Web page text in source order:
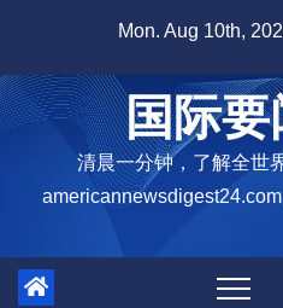
content
Mon. Aug 10th,
国际
清晨一分钟，了解全世